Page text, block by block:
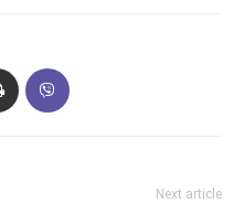
Next article